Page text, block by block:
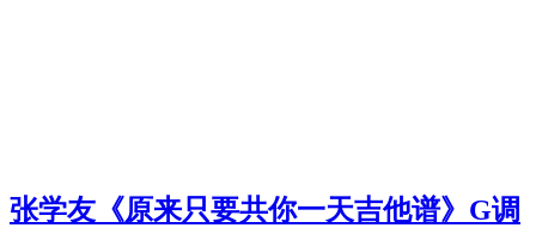
张学友《原来只要共你一天吉他谱》G调